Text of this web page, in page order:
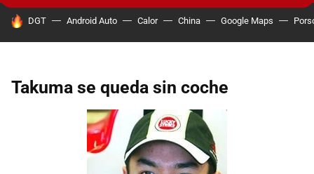
HOY SE HABLA DE
DGT Android Auto Calor China Google Maps
Takuma se queda sin coche